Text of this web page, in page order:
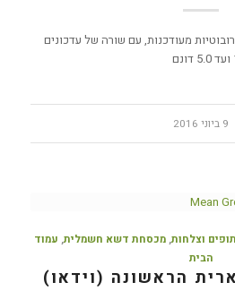
3 מכסחות רובוטיות מעודכנות, עם שורה של עדכונים
9 ביוני 2016
וצלחות, מכסחת דשא חשמלית, עמוד
הבית
הראשונה (וידאו)